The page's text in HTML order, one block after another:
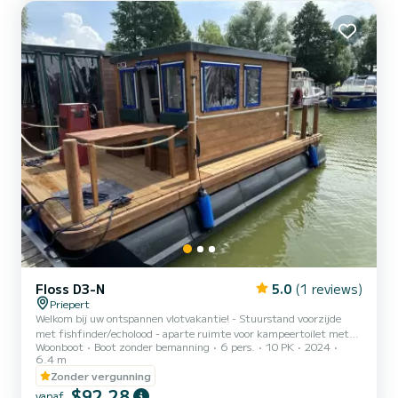
Pri...
Floss D3-N 5.0 (1 reviews)
Priepert
Welkom bij uw ontspannen vlotvakantie! - Stuurstand voorzijde
met fishfinder/echolood - aparte ruimte voor kampeertoilet met
zijwanden en gordijn - keukenblok met gas koelkast en 2-pits
gasfornuis - 12V aansluiting met zonnepaneelondersteuning -
230V walstroomaansluiting - loopbaar dak - 2-3 vaste
slaapplaatsen Er is waarschijnlijk geen centraler vertrekpunt in de
Woonboot Boot zonder bemanning 6 pers. 10 PK
2024
6.4 m
Zonder vergunning